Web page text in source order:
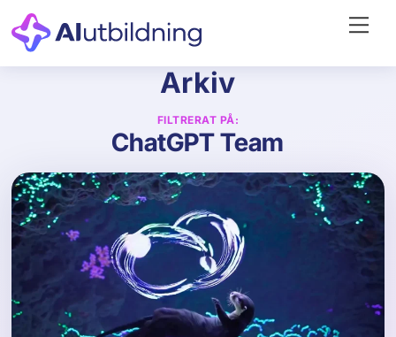
Skip
to
content
Arkiv
FILTRERAT PÅ:
ChatGPT Team